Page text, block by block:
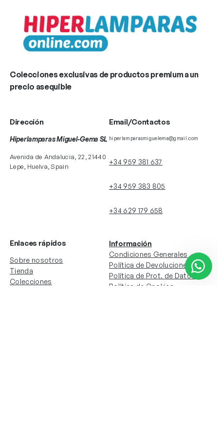
Colecciones exclusivas de productos premium a un
precio asequible
Dirección
Hiperlamparas Miguel-Gema SL
Avenida de Andalucia, 22, 21440
Lepe, Huelva, Spain
Email/Contactos
hiperlamparasmiguelema@gmail.com
+34 959 381 637
+34 959 383 805
+34 629 179 658
Enlaces rápidos
Sobre nosotros
Tienda
Colecciones
Información
Condiciones Generales
Política de Devoluciones
Política de Prot. de Datos
Política de Cookies